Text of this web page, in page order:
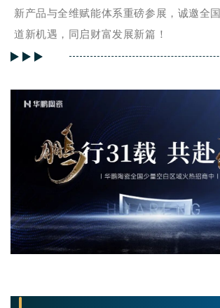
新产品与全维赋能体系重磅参展，诚邀全
道新机遇，同启财富发展新篇！